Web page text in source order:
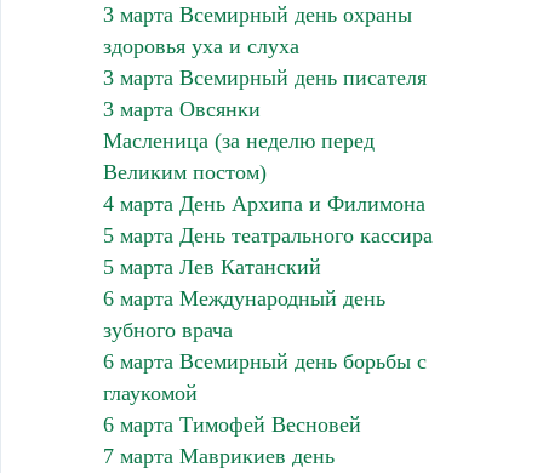
3 марта Всемирный день охраны
здоровья уха и слуха
3 марта Всемирный день писателя
3 марта Овсянки
Масленица (за неделю перед
Великим постом)
4 марта День Архипа и Филимона
5 марта День театрального кассира
5 марта Лев Катанский
6 марта Международный день
зубного врача
6 марта Всемирный день борьбы с
глаукомой
6 марта Тимофей Весновей
7 марта Маврикиев день